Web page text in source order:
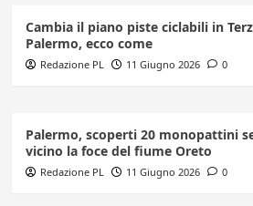
Cambia il piano piste ciclabili in
Palermo, ecco come
Redazione PL 11 Giugno 2026 0
Palermo, scoperti 20 monopattini
vicino la foce del fiume Oreto
Redazione PL 11 Giugno 2026 0